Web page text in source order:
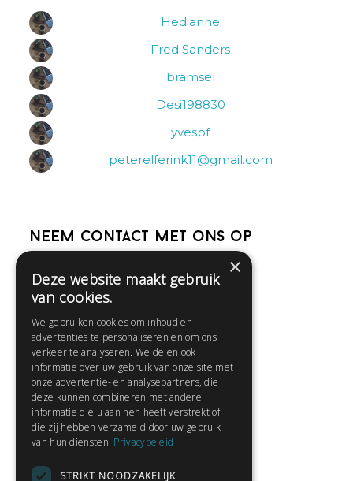
Hedianne
Fred Sanders
bramsel
Desi198830
yvespf
peterelferink11@gmail.com
Neem contact met ons op
Help
Contact
Huisregels
Snel naar:
Gratis aanmelden
×
Deze website maakt gebruik
van cookies.
We gebruiken cookies om inhoud en
advertenties te personaliseren en om ons
verkeer te analyseren. We delen ook
informatie over uw gebruik van onze site met
onze advertentie- en analysepartners, die
deze kunnen combineren met andere
informatie die u aan hen heeft verstrekt of
die zij hebben verzameld door uw gebruik
van hun diensten. Privacybeleid
STRIKT NOODZAKELIJK